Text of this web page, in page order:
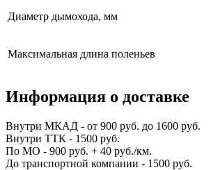
Диаметр дымохода, мм
Максимальная длина поленьев
Информация о доставке
Внутри МКАД - от 900 руб. до 1600 руб.
Внутри ТТК - 1500 руб.
По МО - 900 руб. + 40 руб./км.
До транспортной компании - 1500 руб.